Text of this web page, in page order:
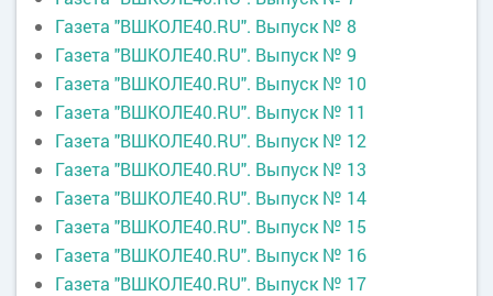
Газета "ВШКОЛЕ40.RU". Выпуск № 8
Газета "ВШКОЛЕ40.RU". Выпуск № 9
Газета "ВШКОЛЕ40.RU". Выпуск № 10
Газета "ВШКОЛЕ40.RU". Выпуск № 11
Газета "ВШКОЛЕ40.RU". Выпуск № 12
Газета "ВШКОЛЕ40.RU". Выпуск № 13
Газета "ВШКОЛЕ40.RU". Выпуск № 14
Газета "ВШКОЛЕ40.RU". Выпуск № 15
Газета "ВШКОЛЕ40.RU". Выпуск № 16
Газета "ВШКОЛЕ40.RU". Выпуск № 17